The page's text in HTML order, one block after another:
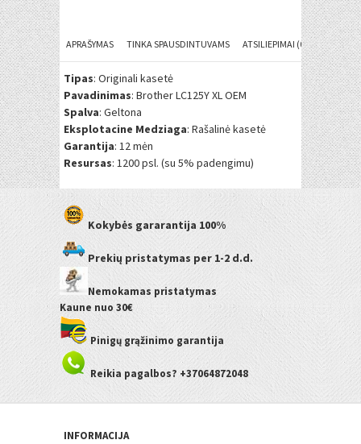
APRAŠYMAS TINKA SPAUSDINTUVAMS ATSILIEPIMAI (0)
Tipas: Originali kasetė
Pavadinimas: Brother LC125Y XL OEM
Spalva: Geltona
Eksplotacine Medziaga: Rašalinė kasetė
Garantija: 12 mėn
Resursas: 1200 psl. (su 5% padengimu)
Kokybės gararantija 100%
Prekių pristatymas per 1-2 d.d.
Nemokamas pristatymas
Kaune nuo 30€
Pinigų grąžinimo garantija
Reikia pagalbos? +37064872048
INFORMACIJA